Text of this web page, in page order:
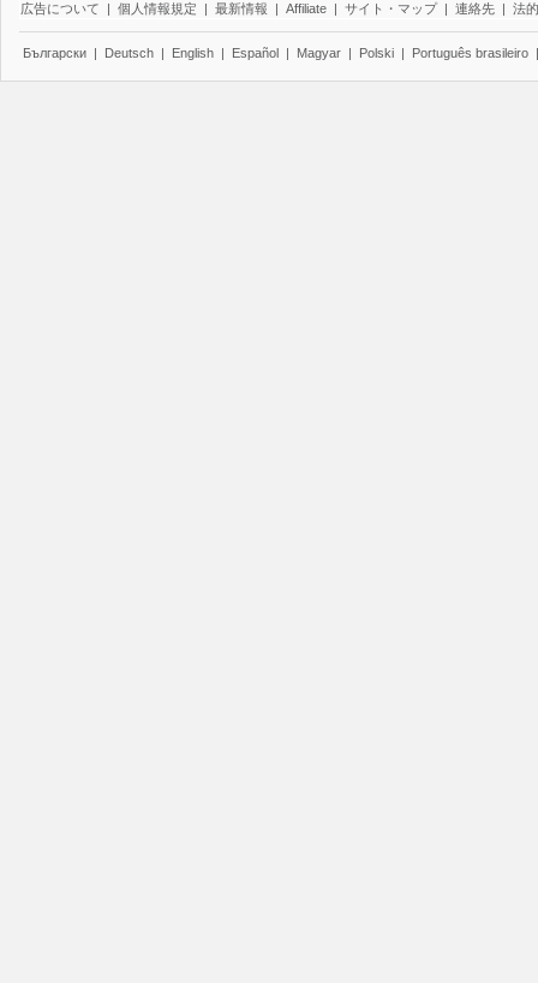
広告について | 個人情報規定 | 最新情報 | Affiliate | サイト・マップ | 連絡先 | 法
Български | Deutsch | English | Español | Magyar | Polski | Português brasileiro